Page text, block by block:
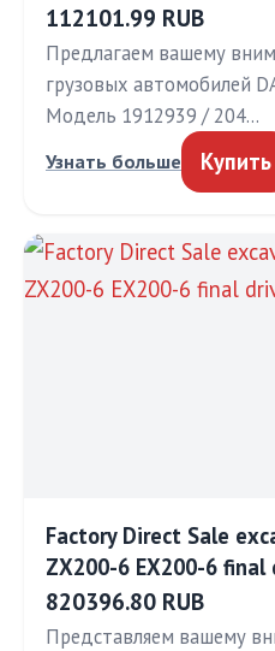
112101.99 RUB
Предлагаем вашему
грузовых автомобилей
Модель 1912939 / 204…
Узнать больше Купить
Factory Direct Sale
ZX200-6 EX200-6 final
820396.80 RUB
Представляем вашему